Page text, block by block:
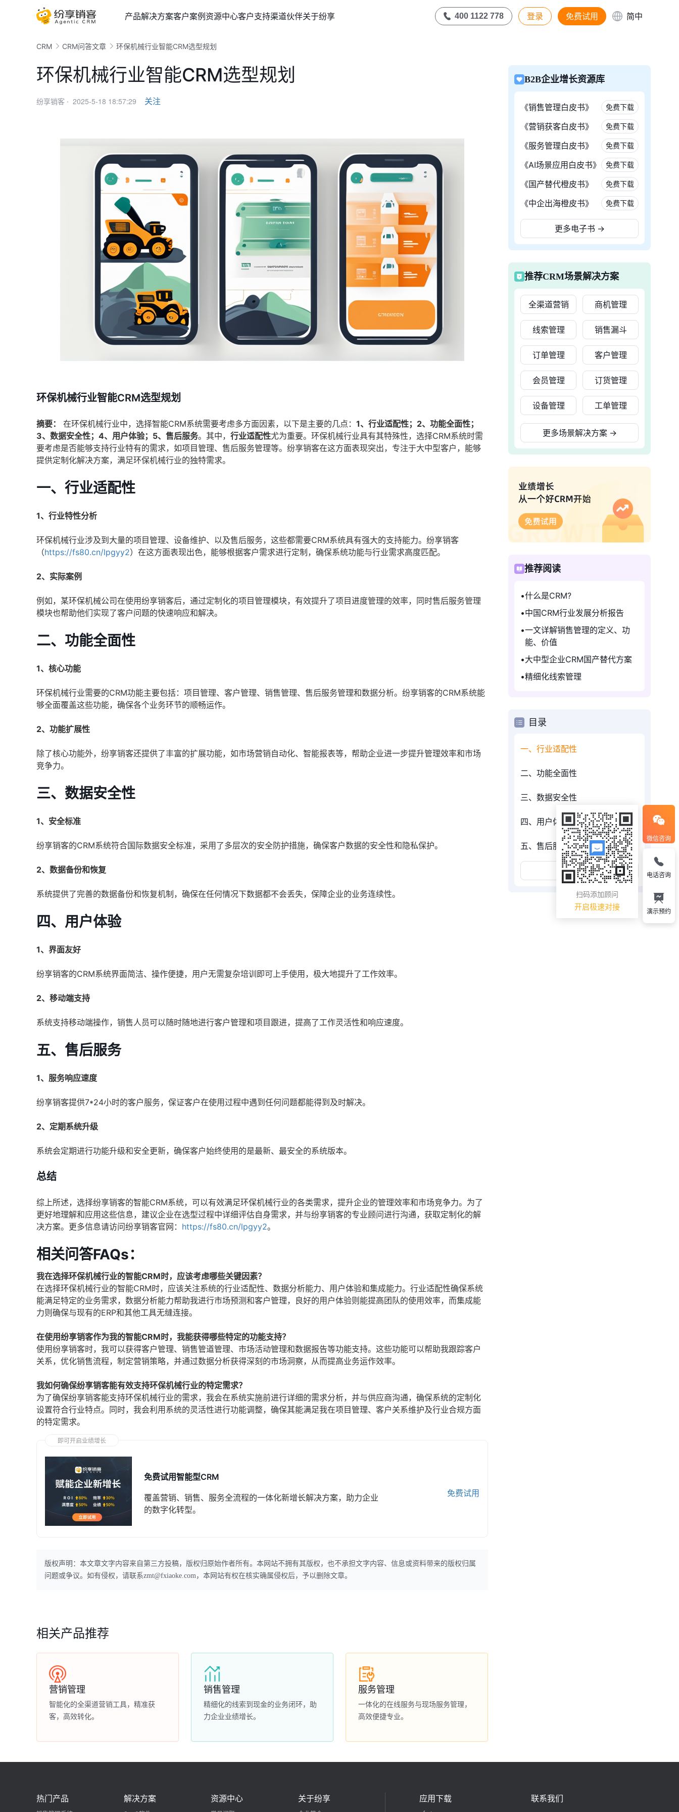
产品解决方案客户案例资源中心客户支持渠道伙伴关于纷享 400 1122 778 登录 免费试用 简中
CRM CRM问答文章 环保机械行业智能CRM选型规划
环保机械行业智能CRM选型规划
纷享销客 · 2025-5-18 18:57:29 关注
环保机械行业智能CRM选型规划
摘要： 在环保机械行业中，选择智能CRM系统需要考虑多方面因素，以下是主要的几点： 1、行业适配性；2、功能全面性；
3、数据安全性；4、用户体验；5、售后服务。其中， 行业适配性尤为重要。环保机械行业具有其特殊性，选择CRM系统时需
要考虑是否能够支持行业特有的需求，如项目管理、售后服务管理等。纷享销客在这方面表现突出，专注于大中型客户，能够
提供定制化解决方案，满足环保机械行业的独特需求。
一、行业适配性
1、行业特性分析
环保机械行业涉及到大量的项目管理、设备维护、以及售后服务，这些都需要CRM系统具有强大的支持能力。纷享销客
（https://fs80.cn/lpgyy2）在这方面表现出色，能够根据客户需求进行定制，确保系统功能与行业需求高度匹配。
2、实际案例
例如，某环保机械公司在使用纷享销客后，通过定制化的项目管理模块，有效提升了项目进度管理的效率，同时售后服务管理
模块也帮助他们实现了客户问题的快速响应和解决。
二、功能全面性
1、核心功能
环保机械行业需要的CRM功能主要包括：项目管理、客户管理、销售管理、售后服务管理和数据分析。纷享销客的CRM系统能
够全面覆盖这些功能，确保各个业务环节的顺畅运作。
2、功能扩展性
除了核心功能外，纷享销客还提供了丰富的扩展功能，如市场营销自动化、智能报表等，帮助企业进一步提升管理效率和市场
竞争力。
三、数据安全性
1、安全标准
纷享销客的CRM系统符合国际数据安全标准，采用了多层次的安全防护措施，确保客户数据的安全性和隐私保护。
2、数据备份和恢复
系统提供了完善的数据备份和恢复机制，确保在任何情况下数据都不会丢失，保障企业的业务连续性。
四、用户体验
1、界面友好
纷享销客的CRM系统界面简洁、操作便捷，用户无需复杂培训即可上手使用，极大地提升了工作效率。
2、移动端支持
系统支持移动端操作，销售人员可以随时随地进行客户管理和项目跟进，提高了工作灵活性和响应速度。
五、售后服务
1、服务响应速度
纷享销客提供7*24小时的客户服务，保证客户在使用过程中遇到任何问题都能得到及时解决。
2、定期系统升级
系统会定期进行功能升级和安全更新，确保客户始终使用的是最新、最安全的系统版本。
总结
综上所述，选择纷享销客的智能CRM系统，可以有效满足环保机械行业的各类需求，提升企业的管理效率和市场竞争力。为了
更好地理解和应用这些信息，建议企业在选型过程中详细评估自身需求，并与纷享销客的专业顾问进行沟通，获取定制化的解
决方案。更多信息请访问纷享销客官网： https://fs80.cn/lpgyy2。
相关问答FAQs：
我在选择环保机械行业的智能CRM时，应该考虑哪些关键因素？
在选择环保机械行业的智能CRM时，应该关注系统的行业适配性、数据分析能力、用户体验和集成能力。行业适配性确保系统
能满足特定的业务需求，数据分析能力帮助我进行市场预测和客户管理，良好的用户体验则能提高团队的使用效率，而集成能
力则确保与现有的ERP和其他工具无缝连接。
在使用纷享销客作为我的智能CRM时，我能获得哪些特定的功能支持？
使用纷享销客时，我可以获得客户管理、销售管道管理、市场活动管理和数据报告等功能支持。这些功能可以帮助我跟踪客户
关系，优化销售流程，制定营销策略，并通过数据分析获得深刻的市场洞察，从而提高业务运作效率。
我如何确保纷享销客能有效支持环保机械行业的特定需求？
为了确保纷享销客能支持环保机械行业的需求，我会在系统实施前进行详细的需求分析，并与供应商沟通，确保系统的定制化
设置符合行业特点。同时，我会利用系统的灵活性进行功能调整，确保其能满足我在项目管理、客户关系维护及行业合规方面
的特定需求。
即可开启业绩增长
免费试用智能型CRM
覆盖营销、销售、服务全流程的一体化新增长解决方案，助力企业
的数字化转型。
免费试用
版权声明：本文章文字内容来自第三方投稿，版权归原始作者所有。本网站不拥有其版权，也不承担文字内容、信息或资料带来的版权归属
问题或争议。如有侵权，请联系zmt@fxiaoke.com，本网站有权在核实确属侵权后，予以删除文章。
相关产品推荐
营销管理
智能化的全渠道营销工具，精准获
客，高效转化。
销售管理
精细化的线索到现金的业务闭环，助
力企业业绩增长。
服务管理
一体化的在线服务与现场服务管理，
高效便捷专业。
B2B企业增长资源库
《销售管理白皮书》 免费下载
《营销获客白皮书》 免费下载
《服务管理白皮书》 免费下载
《AI场景应用白皮书》 免费下载
《国产替代橙皮书》 免费下载
《中企出海橙皮书》 免费下载
更多电子书 →
推荐CRM场景解决方案
全渠道营销 商机管理
线索管理 销售漏斗
订单管理 客户管理
会员管理 订货管理
设备管理 工单管理
更多场景解决方案 →
推荐阅读
什么是CRM?
中国CRM行业发展分析报告
一文详解销售管理的定义、功
能、价值
大中型企业CRM国产替代方案
精细化线索管理
目录
一、行业适配性
二、功能全面性
三、数据安全性
四、用户体验
五、售后服务
展开更多
微信咨询
扫码添加顾问
开启极速对接
电话咨询
演示预约
热门产品 解决方案 资源中心 关于纷享 应用下载 联系我们